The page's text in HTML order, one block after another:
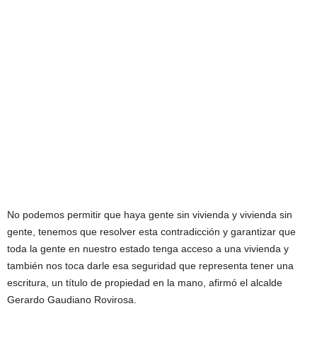
No podemos permitir que haya gente sin vivienda y vivienda sin
gente, tenemos que resolver esta contradicción y garantizar que
toda la gente en nuestro estado tenga acceso a una vivienda y
también nos toca darle esa seguridad que representa tener una
escritura, un título de propiedad en la mano, afirmó el alcalde
Gerardo Gaudiano Rovirosa.